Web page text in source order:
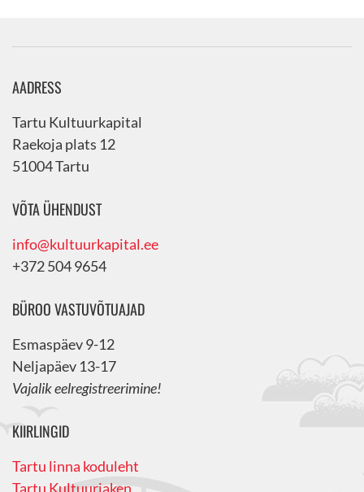
AADRESS
Tartu Kultuurkapital
Raekoja plats 12
51004 Tartu
VÕTA ÜHENDUST
info@kultuurkapital.ee
+372 504 9654
BÜROO VASTUVÕTUAJAD
Esmaspäev 9-12
Neljapäev 13-17
Vajalik eelregistreerimine!
KIIRLINGID
Tartu linna koduleht
Tartu Kultuuriaken